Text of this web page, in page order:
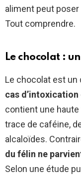
aliment peut
Tout comprendre.
Le chocolat :
Le chocolat est un
cas d’intoxication
contient une
trace de caféine,
alcaloïdes.
du félin ne
Selon une étude